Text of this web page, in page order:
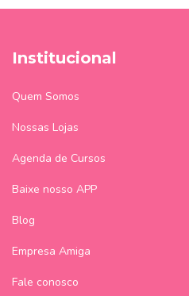
Institucional
Quem Somos
Nossas Lojas
Agenda de Cursos
Baixe nosso APP
Blog
Empresa Amiga
Fale conosco